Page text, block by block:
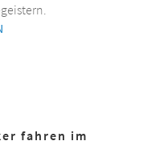
fahren im